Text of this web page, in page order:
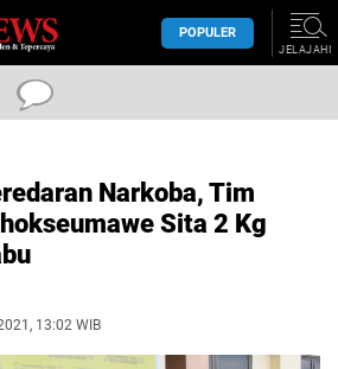
POPULER
JELAJAHI
Narkoba, Tim
Sita 2 Kg
13:02 WIB